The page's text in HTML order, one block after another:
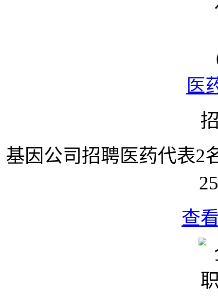
医
基因公司招聘医药代表2
查